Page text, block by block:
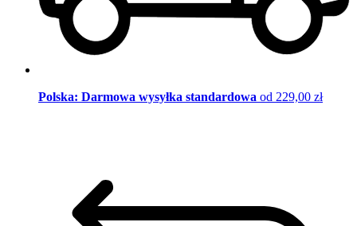
Polska: Darmowa wysyłka standardowa od 229,00 zł